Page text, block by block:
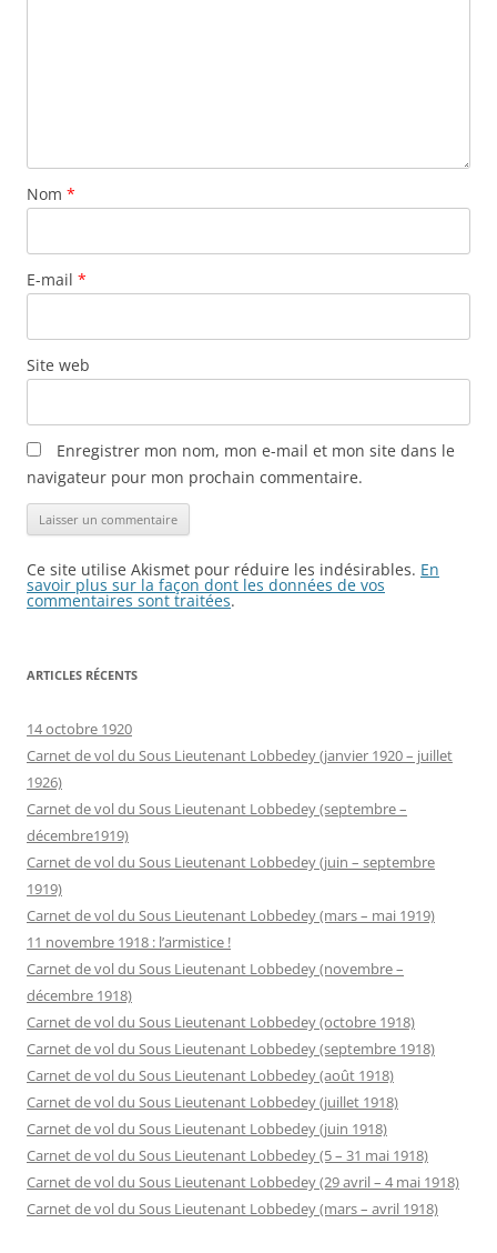
Nom *
E-mail *
Site web
Enregistrer mon nom, mon e-mail et mon site dans le
navigateur pour mon prochain commentaire.
Ce site utilise Akismet pour réduire les indésirables. En
savoir plus sur la façon dont les données de vos
commentaires sont traitées.
ARTICLES RÉCENTS
14 octobre 1920
Carnet de vol du Sous Lieutenant Lobbedey (janvier 1920 – juillet
1926)
Carnet de vol du Sous Lieutenant Lobbedey (septembre –
décembre1919)
Carnet de vol du Sous Lieutenant Lobbedey (juin – septembre
1919)
Carnet de vol du Sous Lieutenant Lobbedey (mars – mai 1919)
11 novembre 1918 : l’armistice !
Carnet de vol du Sous Lieutenant Lobbedey (novembre –
décembre 1918)
Carnet de vol du Sous Lieutenant Lobbedey (octobre 1918)
Carnet de vol du Sous Lieutenant Lobbedey (septembre 1918)
Carnet de vol du Sous Lieutenant Lobbedey (août 1918)
Carnet de vol du Sous Lieutenant Lobbedey (juillet 1918)
Carnet de vol du Sous Lieutenant Lobbedey (juin 1918)
Carnet de vol du Sous Lieutenant Lobbedey (5 – 31 mai 1918)
Carnet de vol du Sous Lieutenant Lobbedey (29 avril – 4 mai 1918)
Carnet de vol du Sous Lieutenant Lobbedey (mars – avril 1918)